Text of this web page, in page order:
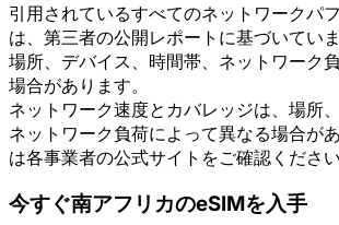
引用されているすべてのネットワークパ
は、第三者の公開レポートに基づいてい
場所、デバイス、時間帯、ネットワーク
場合があります。
ネットワーク速度とカバレッジは、場所
ネットワーク負荷によって異なる場合が
は各事業者の公式サイトをご確認ください
今すぐ南アフリカのeSIMを入手